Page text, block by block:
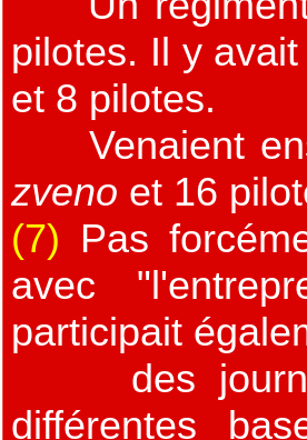
pilotes. Il y
et 8 pilotes.
Venaient
zveno et 16
(7) Pas
avec
participait
des
différentes